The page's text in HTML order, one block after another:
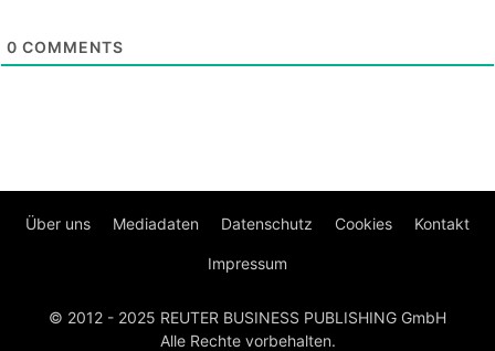
0 COMMENTS
Über uns Mediadaten Datenschutz Cookies Kontakt
Impressum
© 2012 - 2025 REUTER BUSINESS PUBLISHING GmbH
Alle Rechte vorbehalten.